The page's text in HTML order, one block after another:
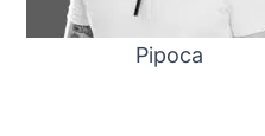
Pipoca